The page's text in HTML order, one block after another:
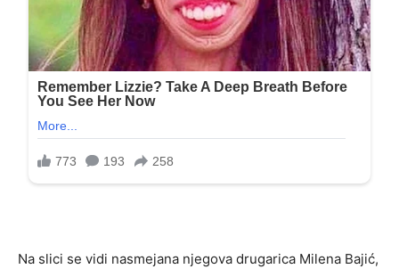
Na slici se vidi nasmejana njegova drugarica Milena Bajić,